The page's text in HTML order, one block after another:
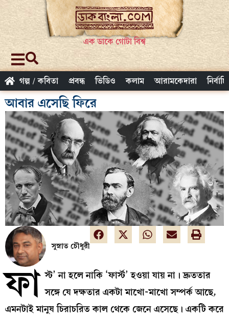
এক ডাকে গোটা বিশ্ব
গল্প / কবিতা প্রবন্ধ ভিডিও কলাম আরামকেদারা
আবার এসেছি ফিরে
সুস্নাত চৌধুরী
ফা স্ট’ না হলে নাকি ‘ফার্স্ট’ হওয়া যায় না। দ্রুততার
সঙ্গে যে দক্ষতার একটা মাখো-মাখো সম্পর্ক আছে,
এমনটাই মানুষ চিরাচরিত কাল থেকে জেনে এসেছে। একটি করে